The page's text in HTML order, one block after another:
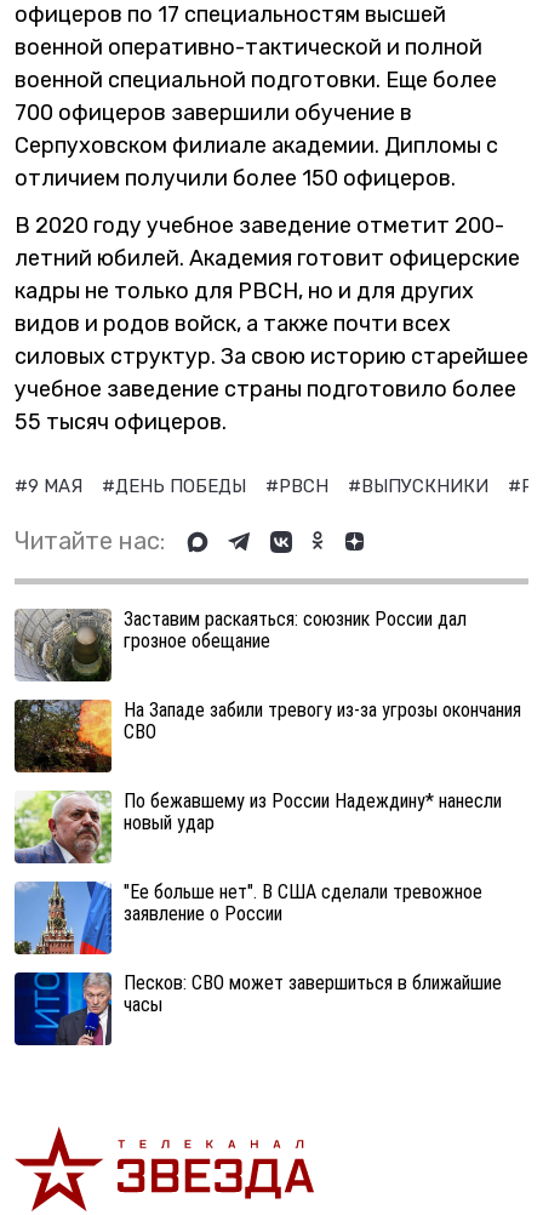
офицеров по 17 специальностям высшей
военной оперативно-тактической и полной
военной специальной подготовки. Еще более
700 офицеров завершили обучение в
Серпуховском филиале академии. Дипломы с
отличием получили более 150 офицеров.
В 2020 году учебное заведение отметит 200-
летний юбилей. Академия готовит офицерские
кадры не только для РВСН, но и для других
видов и родов войск, а также почти всех
силовых структур. За свою историю старейшее
учебное заведение страны подготовило более
55 тысяч офицеров.
#9 МАЯ #ДЕНЬ ПОБЕДЫ #РВСН #ВЫПУСКНИКИ
Читайте нас:
Заставим раскаяться: союзник России дал
грозное обещание
На Западе забили тревогу из-за угрозы окончания
СВО
По бежавшему из России Надеждину* нанесли
новый удар
"Ее больше нет". В США сделали тревожное
заявление о России
Песков: СВО может завершиться в ближайшие
часы